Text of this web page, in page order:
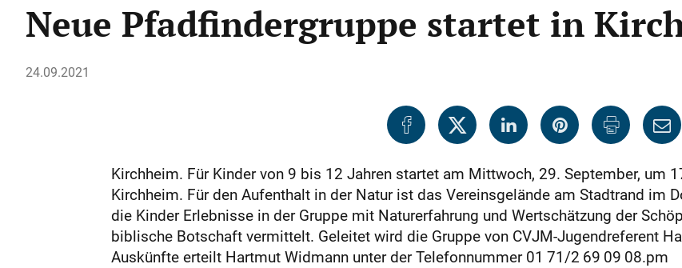
Neue Pfadfindergruppe startet in
24.09.2021
Kirchheim. Für Kinder von 9 bis 12 Jahren startet am Mittwoch, 29. September, um
Kirchheim. Für den Aufenthalt in der Natur ist das Vereinsgelände am Stadtrand im
die Kinder Erlebnisse in der Gruppe mit Naturerfahrung und Wertschätzung der
biblische Botschaft vermittelt. Geleitet wird die Gruppe von CVJM-Jugendreferent
Auskünfte erteilt Hartmut Widmann unter der Telefonnummer 01 71/2 69 09 08.pm